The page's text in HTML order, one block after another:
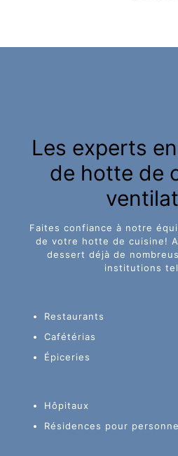
Les experts
de hotte de
Faites confiance à notre
de votre hotte de cuisine!
dessert déjà de
institutions
Restaurants
Cafétérias
Épiceries
Hôpitaux
Résidences pour